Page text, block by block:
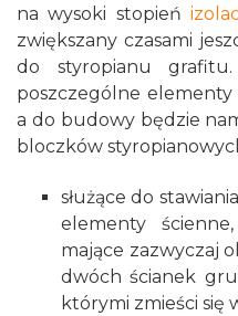
na wysoki stopień
zwiększany czasami
do styropianu
poszczególne elementy
a do budowy będzie
bloczków
służące do
elementy
mające zazwyczaj
dwóch ścianek
którymi zmieści się